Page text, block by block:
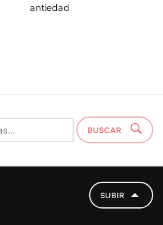
antiedad
BUSCAR
SUBIR